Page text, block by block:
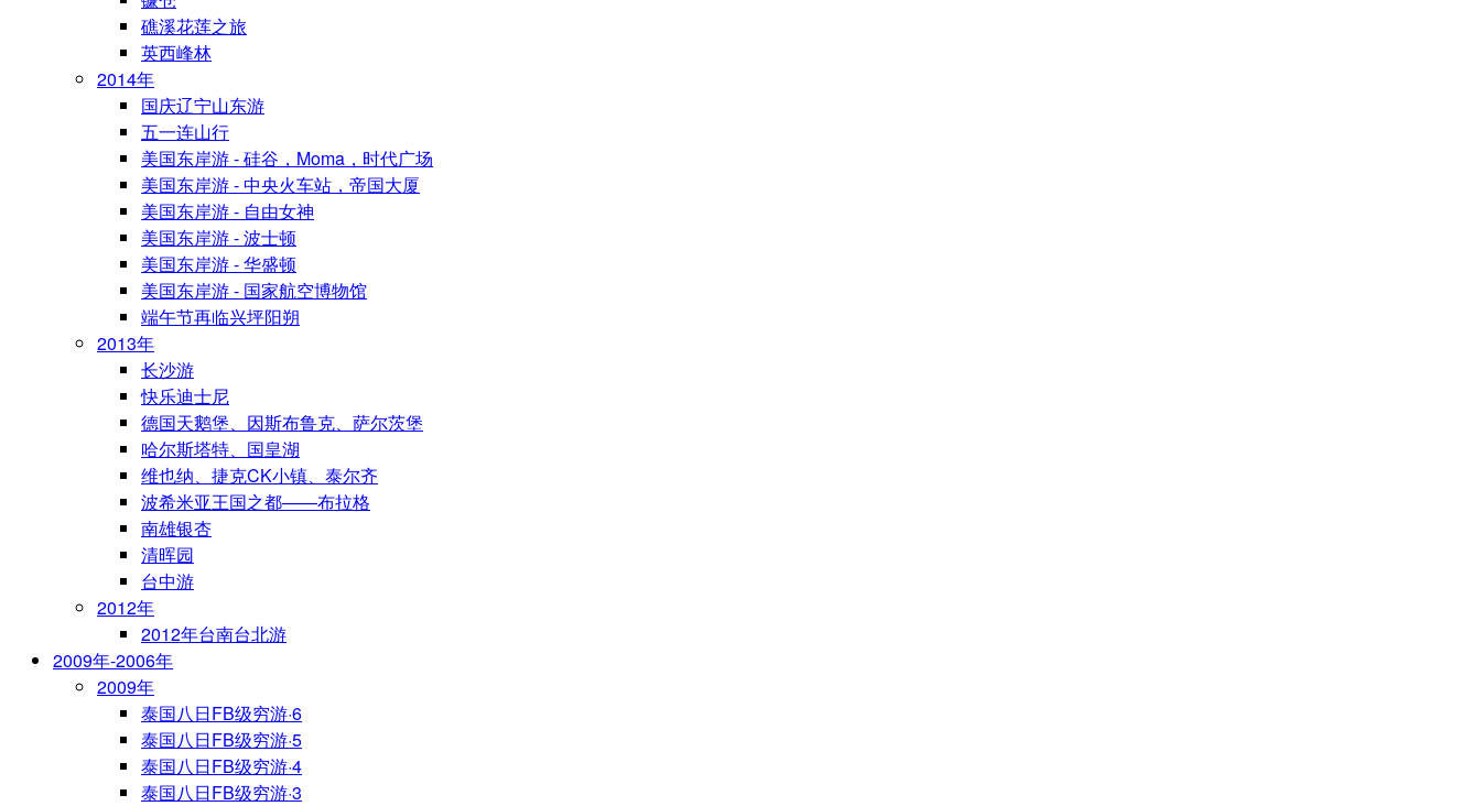
礁溪花莲之旅
英西峰林
2014年
国庆辽宁山东游
五一连山行
美国东岸游 - 硅谷，Moma，时代广场
美国东岸游 - 中央火车站，帝国大厦
美国东岸游 - 自由女神
美国东岸游 - 波士顿
美国东岸游 - 华盛顿
美国东岸游 - 国家航空博物馆
端午节再临兴坪阳朔
2013年
长沙游
快乐迪士尼
德国天鹅堡、因斯布鲁克、萨尔茨堡
哈尔斯塔特、国皇湖
维也纳、捷克CK小镇、泰尔齐
波希米亚王国之都——布拉格
南雄银杏
清晖园
台中游
2012年
2012年台南台北游
2009年-2006年
2009年
泰国八日FB级穷游·6
泰国八日FB级穷游·5
泰国八日FB级穷游·4
泰国八日FB级穷游·3